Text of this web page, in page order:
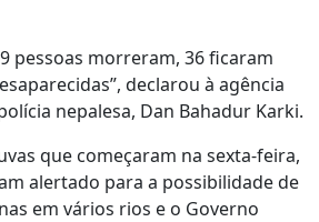
pessoas morreram, 36 ficaram
declarou à agência
nepalesa, Dan Bahadur Karki.
que começaram na sexta-feira,
alertado para a possibilidade de
em vários rios e o Governo